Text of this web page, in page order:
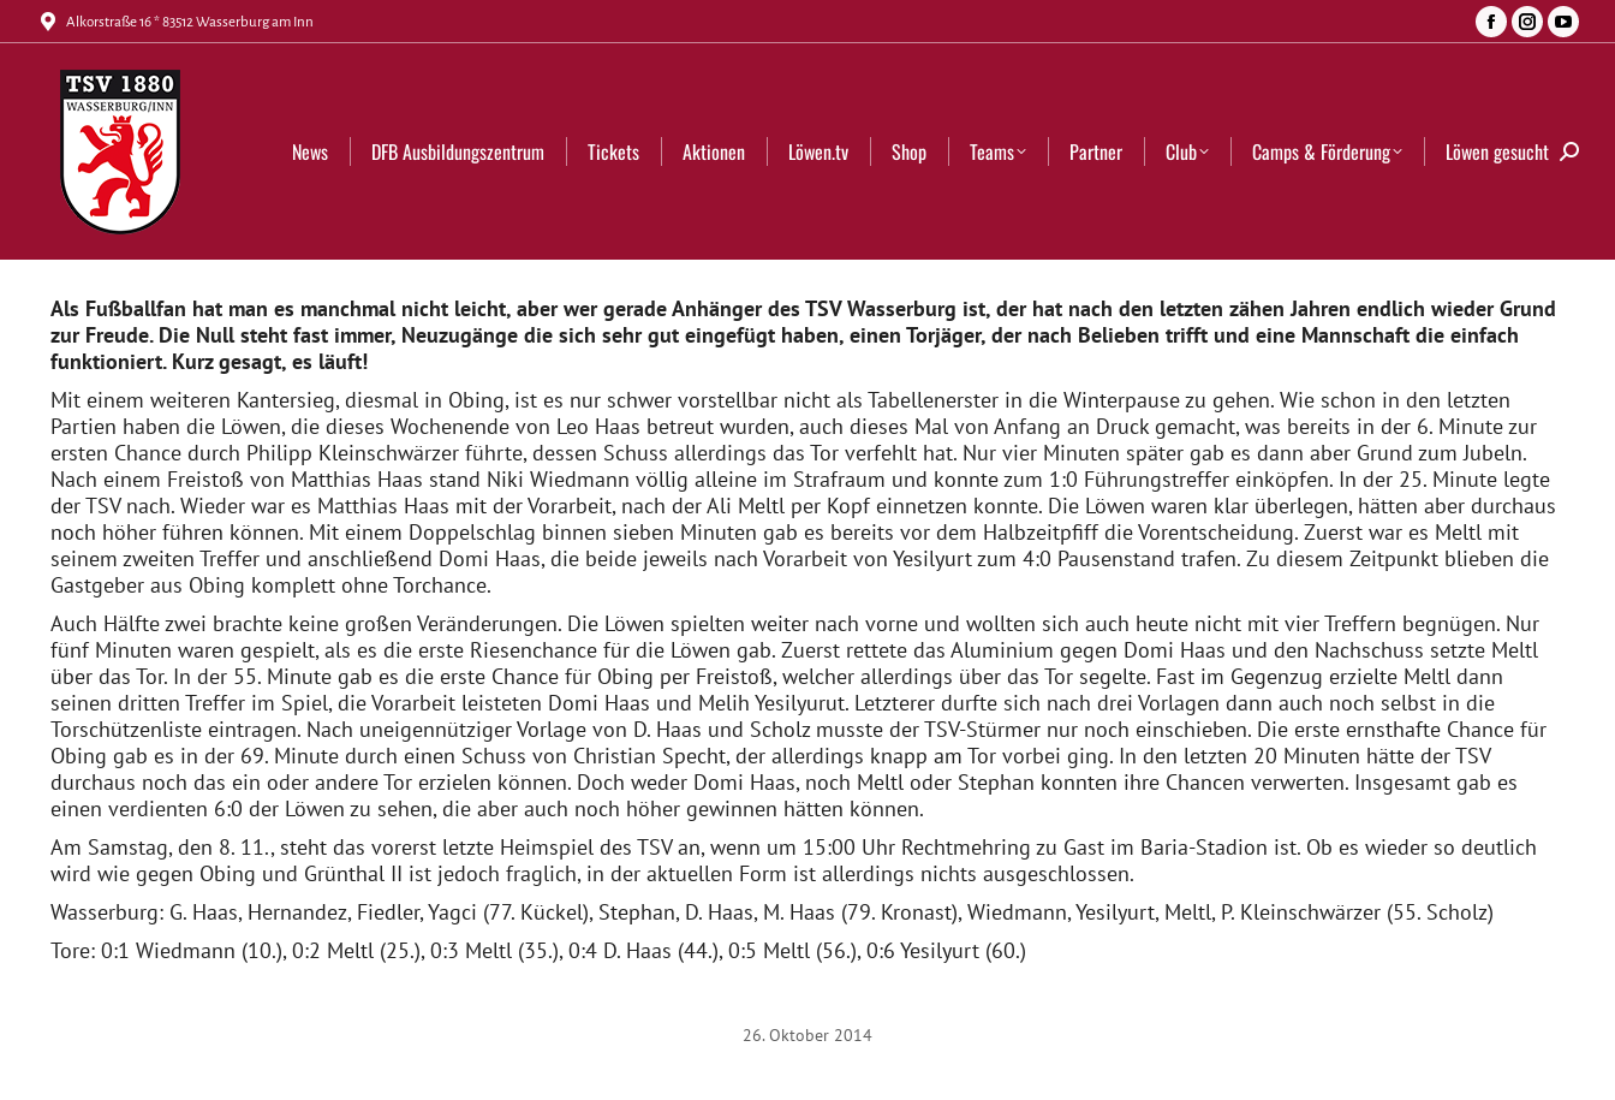
Alkorstraße 16 * 83512 Wasserburg am Inn
Facebook
newnewnew
News DFB Ausbildungszentrum Tickets Aktionen Löwen.tv Shop Teams Partner Club Camps & Förderung Löwen gesucht
Als Fußballfan hat man es manchmal nicht leicht, aber wer gerade Anhänger des TSV Wasserburg ist, der hat nach den letzten zähen Jahren endlich wieder Grund
zur Freude. Die Null steht fast immer, Neuzugänge die sich sehr gut eingefügt haben, einen Torjäger, der nach Belieben trifft und eine Mannschaft die einfach
funktioniert. Kurz gesagt, es läuft!
Mit einem weiteren Kantersieg, diesmal in Obing, ist es nur schwer vorstellbar nicht als Tabellenerster in die Winterpause zu gehen. Wie schon in den letzten
Partien haben die Löwen, die dieses Wochenende von Leo Haas betreut wurden, auch dieses Mal von Anfang an Druck gemacht, was bereits in der 6. Minute zur
ersten Chance durch Philipp Kleinschwärzer führte, dessen Schuss allerdings das Tor verfehlt hat. Nur vier Minuten später gab es dann aber Grund zum Jubeln.
Nach einem Freistoß von Matthias Haas stand Niki Wiedmann völlig alleine im Strafraum und konnte zum 1:0 Führungstreffer einköpfen. In der 25. Minute legte
der TSV nach. Wieder war es Matthias Haas mit der Vorarbeit, nach der Ali Meltl per Kopf einnetzen konnte. Die Löwen waren klar überlegen, hätten aber durchaus
noch höher führen können. Mit einem Doppelschlag binnen sieben Minuten gab es bereits vor dem Halbzeitpfiff die Vorentscheidung. Zuerst war es Meltl mit
seinem zweiten Treffer und anschließend Domi Haas, die beide jeweils nach Vorarbeit von Yesilyurt zum 4:0 Pausenstand trafen. Zu diesem Zeitpunkt blieben die
Gastgeber aus Obing komplett ohne Torchance.
Auch Hälfte zwei brachte keine großen Veränderungen. Die Löwen spielten weiter nach vorne und wollten sich auch heute nicht mit vier Treffern begnügen. Nur
fünf Minuten waren gespielt, als es die erste Riesenchance für die Löwen gab. Zuerst rettete das Aluminium gegen Domi Haas und den Nachschuss setzte Meltl
über das Tor. In der 55. Minute gab es die erste Chance für Obing per Freistoß, welcher allerdings über das Tor segelte. Fast im Gegenzug erzielte Meltl dann
seinen dritten Treffer im Spiel, die Vorarbeit leisteten Domi Haas und Melih Yesilyurut. Letzterer durfte sich nach drei Vorlagen dann auch noch selbst in die
Torschützenliste eintragen. Nach uneigennütziger Vorlage von D. Haas und Scholz musste der TSV-Stürmer nur noch einschieben. Die erste ernsthafte Chance für
Obing gab es in der 69. Minute durch einen Schuss von Christian Specht, der allerdings knapp am Tor vorbei ging. In den letzten 20 Minuten hätte der TSV
durchaus noch das ein oder andere Tor erzielen können. Doch weder Domi Haas, noch Meltl oder Stephan konnten ihre Chancen verwerten. Insgesamt gab es
einen verdienten 6:0 der Löwen zu sehen, die aber auch noch höher gewinnen hätten können.
Am Samstag, den 8. 11., steht das vorerst letzte Heimspiel des TSV an, wenn um 15:00 Uhr Rechtmehring zu Gast im Baria-Stadion ist. Ob es wieder so deutlich
wird wie gegen Obing und Grünthal II ist jedoch fraglich, in der aktuellen Form ist allerdings nichts ausgeschlossen.
Wasserburg: G. Haas, Hernandez, Fiedler, Yagci (77. Kückel), Stephan, D. Haas, M. Haas (79. Kronast), Wiedmann, Yesilyurt, Meltl, P. Kleinschwärzer (55. Scholz)
Tore: 0:1 Wiedmann (10.), 0:2 Meltl (25.), 0:3 Meltl (35.), 0:4 D. Haas (44.), 0:5 Meltl (56.), 0:6 Yesilyurt (60.)
26. Oktober 2014
News DFB Ausbildungszentrum Tickets Aktionen Löwen.tv Shop Teams Partner Club Camps & Förderung Löwen gesucht Search: